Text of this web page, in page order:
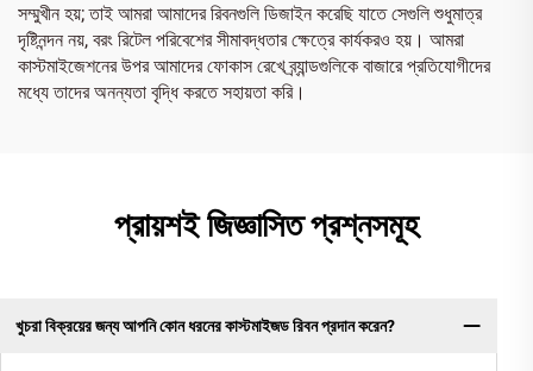
সম্মুখীন হয়; তাই আমরা আমাদের রিবনগুলি ডিজাইন করেছি যাতে সেগুলি শুধুমাত্র
দৃষ্টিনন্দন নয়, বরং রিটেল পরিবেশের সীমাবদ্ধতার ক্ষেত্রে কার্যকরও হয়। আমরা
কাস্টমাইজেশনের উপর আমাদের ফোকাস রেখে ব্র্যান্ডগুলিকে বাজারে প্রতিযোগীদের
মধ্যে তাদের অনন্যতা বৃদ্ধি করতে সহায়তা করি।
প্রায়শই জিজ্ঞাসিত প্রশ্নসমূহ
খুচরা বিক্রয়ের জন্য আপনি কোন ধরনের কাস্টমাইজড রিবন প্রদান করেন?